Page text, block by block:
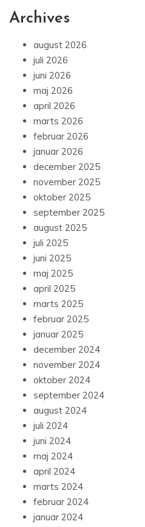
Archives
august 2026
juli 2026
juni 2026
maj 2026
april 2026
marts 2026
februar 2026
januar 2026
december 2025
november 2025
oktober 2025
september 2025
august 2025
juli 2025
juni 2025
maj 2025
april 2025
marts 2025
februar 2025
januar 2025
december 2024
november 2024
oktober 2024
september 2024
august 2024
juli 2024
juni 2024
maj 2024
april 2024
marts 2024
februar 2024
januar 2024